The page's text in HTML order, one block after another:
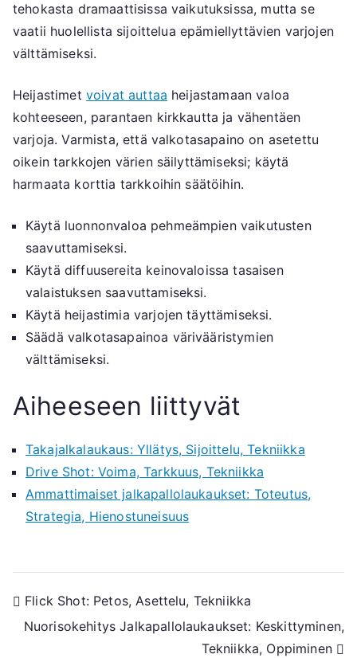
tehokasta dramaattisissa vaikutuksissa, mutta se
vaatii huolellista sijoittelua epämiellyttävien varjojen
välttämiseksi.
Heijastimet voivat auttaa heijastamaan valoa
kohteeseen, parantaen kirkkautta ja vähentäen
varjoja. Varmista, että valkotasapaino on asetettu
oikein tarkkojen värien säilyttämiseksi; käytä
harmaata korttia tarkkoihin säätöihin.
Käytä luonnonvaloa pehmeämpien vaikutusten
saavuttamiseksi.
Käytä diffuusereita keinovaloissa tasaisen
valaistuksen saavuttamiseksi.
Käytä heijastimia varjojen täyttämiseksi.
Säädä valkotasapainoa värivääristymien
välttämiseksi.
Aiheeseen liittyvät
Takajalkalaukaus: Yllätys, Sijoittelu, Tekniikka
Drive Shot: Voima, Tarkkuus, Tekniikka
Ammattimaiset jalkapallolaukaukset: Toteutus,
Strategia, Hienostuneisuus
Post
navigation
Flick Shot: Petos, Asettelu, Tekniikka
Nuorisokehitys Jalkapallolaukaukset: Keskittyminen,
Tekniikka, Oppiminen